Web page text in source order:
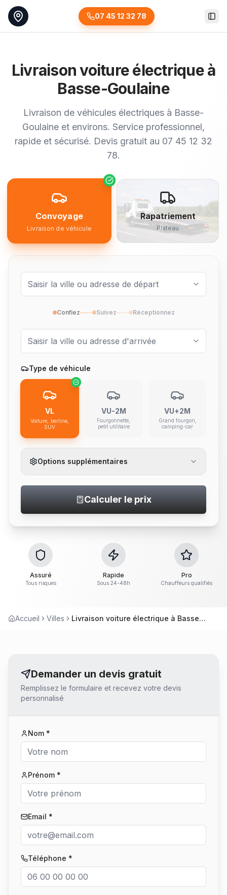
07 45 12 32 78
Livraison voiture électrique à
Basse-Goulaine
Livraison de véhicules électriques à Basse-
Goulaine et environs. Service professionnel,
rapide et sécurisé. Devis gratuit au 07 45 12 32
78.
Convoyage
Livraison de véhicule
Rapatriement
Plateau
Confiez Suivez Réceptionnez
Type de véhicule
VL
Voiture, berline,
SUV
VU-2M
Fourgonnette,
petit utilitaire
VU+2M
Grand fourgon,
camping-car
Options supplémentaires
Calculer le prix
Assuré
Tous risques
Rapide
Sous 24-48h
Pro
Chauffeurs qualifiés
Accueil Villes Livraison voiture électrique à Basse-Goulaine
Demander un devis gratuit
Remplissez le formulaire et recevez votre devis
personnalisé
Nom *
Prénom *
Email *
Téléphone *